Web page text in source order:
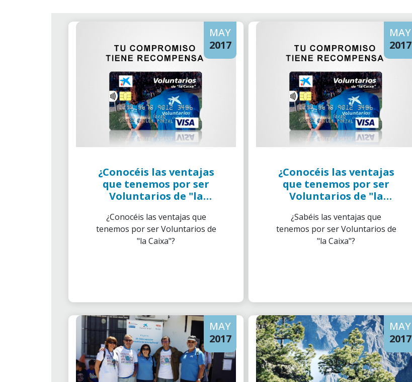
MAY
2017
¿Conocéis las ventajas
que tenemos por ser
Voluntarios de "la
¿Conocéis las ventajas que
tenemos por ser Voluntarios de
"la Caixa"?
MAY
2017
¿Conocéis las ventajas
que tenemos por ser
Voluntarios de "la
¿Sabéis las ventajas que
tenemos por ser Voluntarios de
"la Caixa"?
MAY
2017
MAY
2017